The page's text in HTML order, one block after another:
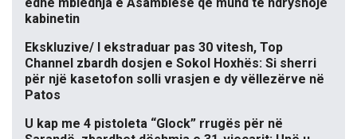
kabinetin
Ekskluzive/ I ekstraduar pas 30 vitesh, Top
Channel zbardh dosjen e Sokol Hoxhës: Si sherri
për një kasetofon solli vrasjen e dy vëllezërve në
Patos
U kap me 4 pistoleta “Glock” rrugës për në